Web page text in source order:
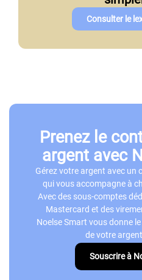
Consulter le
Prenez le
argent avec
Gérez votre argent avec un
qui vous accompagne à
Avec des sous-comptes
Mastercard et des
Noelse Smart vous donne
de votre
Souscrire à